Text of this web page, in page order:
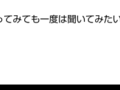
みても一度は聞いてみた